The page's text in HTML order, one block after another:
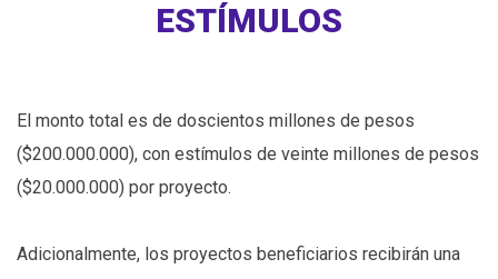
ESTÍMULOS
El monto total es de doscientos millones de pesos
($200.000.000), con estímulos de veinte millones de pesos
($20.000.000) por proyecto.
Adicionalmente, los proyectos beneficiarios recibirán una